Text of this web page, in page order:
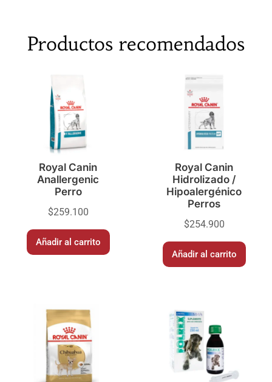
Productos recomendados
Royal Canin
Anallergenic
Perro
$259.100
Añadir al carrito
Royal Canin
Hidrolizado /
Hipoalergénico
Perros
$254.900
Añadir al carrito